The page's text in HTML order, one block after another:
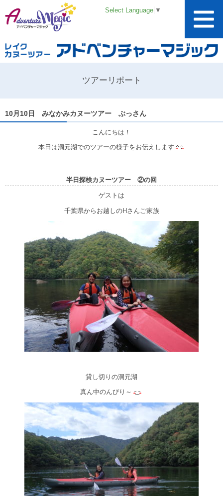
Select Language ▼
ツアーリポート
10月10日 みなかみカヌーツアー ぶっさん
こんにちは！
本日は洞元湖でのツアーの様子をお伝えします
半日探検カヌーツアー ②の回
ゲストは
千葉県からお越しのHさんご家族
貸し切りの洞元湖
真ん中のんびり～